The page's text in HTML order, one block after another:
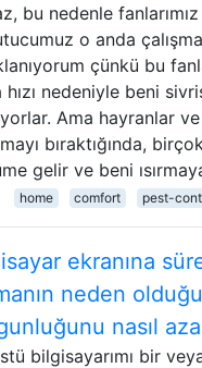
bu nedenle
o anda
çünkü bu
hızı nedeniyle beni
Ama hayranlar
bıraktığında,
gelir ve beni
home comfort pest-
ekranına
neden
nasıl
bilgisayarımı bir